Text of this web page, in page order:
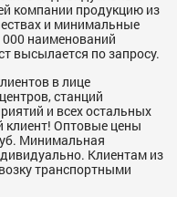
компании продукцию из
и минимальные
наименований
высылается по запросу.
в лице
станций
и всех остальных
Оптовые цены
Минимальная
Клиентам из
транспортными